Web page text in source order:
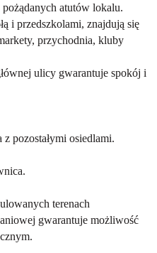
atutów lokalu.
i przedszkolami, znajdują się
przychodnia, kluby
ulicy gwarantuje spokój i
pozostałymi osiedlami.
terenach
gwarantuje możliwość